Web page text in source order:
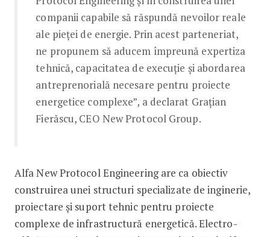
companii capabile să răspundă nevoilor reale
ale pieței de energie. Prin acest parteneriat,
ne propunem să aducem împreună expertiza
tehnică, capacitatea de execuție și abordarea
antreprenorială necesare pentru proiecte
energetice complexe”, a declarat Grațian
Fierăscu, CEO New Protocol Group.
Alfa New Protocol Engineering are ca obiectiv
construirea unei structuri specializate de inginerie,
proiectare și suport tehnic pentru proiecte
complexe de infrastructură energetică. Electro-